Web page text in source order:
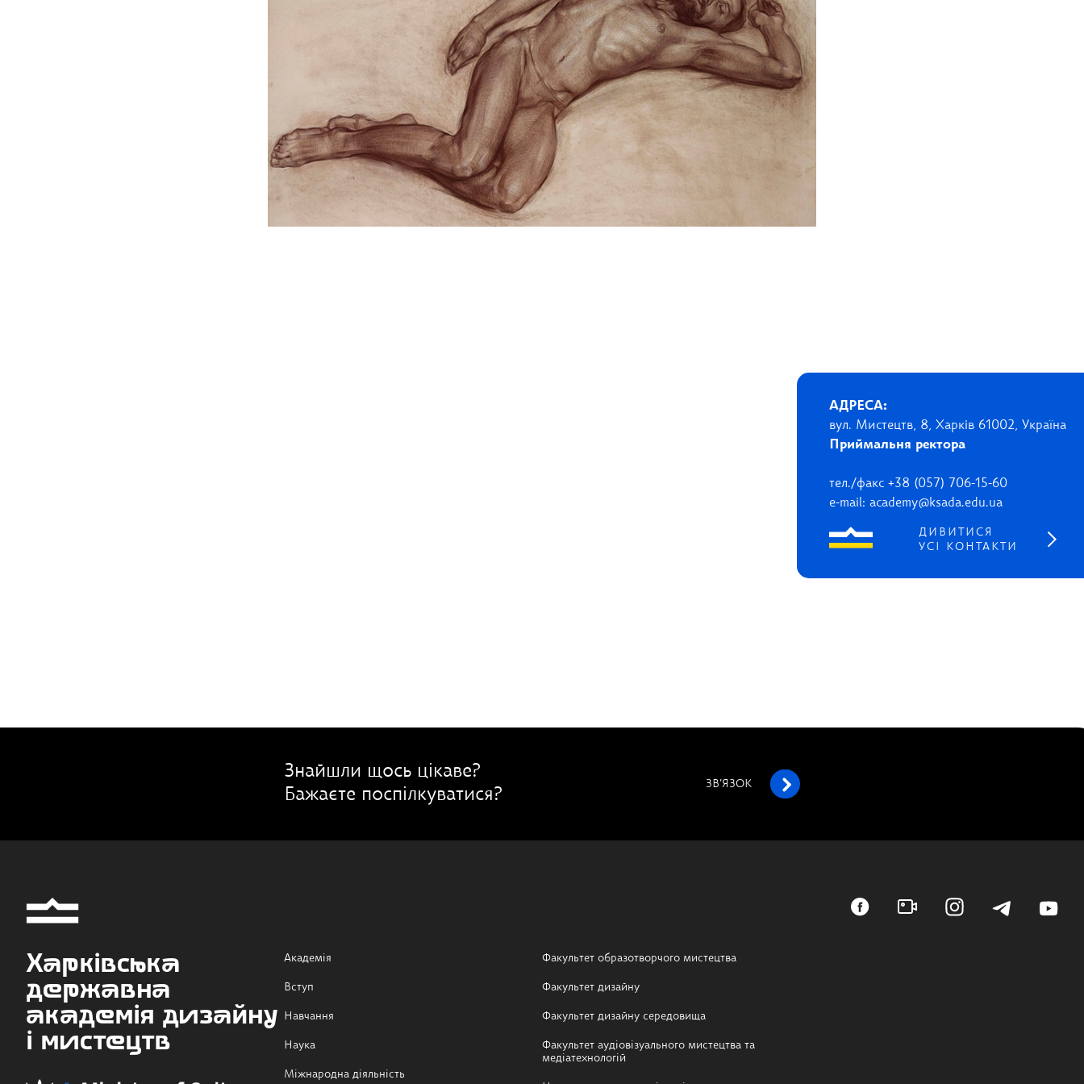
АДРЕСА:
вул. Мистецтв, 8, Харків 61002, Україна
Приймальня ректора
тел./факс +38 (057) 706-15-60
e-mail: academy@ksada.edu.ua
ДИВИТИСЯ
УСІ КОНТАКТИ
Знайшли щось цікаве?
Бажаєте поспілкуватися?
ЗВ’ЯЗОК
Харківська
державна
академія дизайну
і мистецтв
Академія
Вступ
Навчання
Наука
Міжнародна діяльність
Факультет образотворчого мистецтва
Факультет дизайну
Факультет дизайну середовища
Факультет аудіовізуального мистецтва та
медіатехнологій